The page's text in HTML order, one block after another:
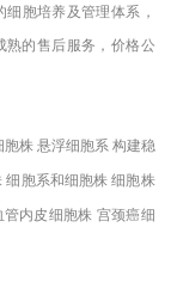
胞培养及管理体系，
的售后服务，价格公
株 悬浮细胞系 构建稳
细胞系和细胞株 细胞株
内皮细胞株 宫颈癌细